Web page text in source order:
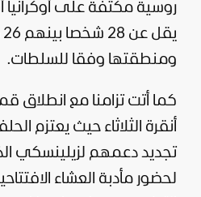
روسية مكثفة على
ومنطقتها وفقا للسلطات.
كما أتت تزامنا مع انطلاق
أنقرة الثلاثاء حيث يعتزم
تجديد دعمهم لزيلينسكي
لحضور مأدبة العشاء